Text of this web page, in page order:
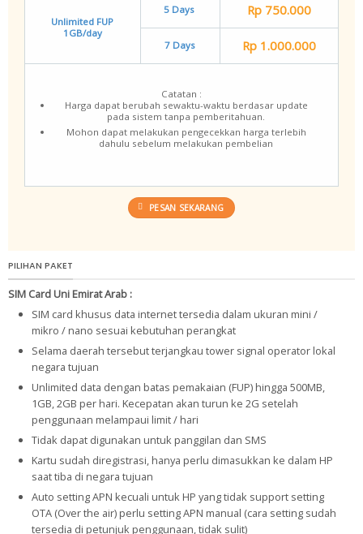
Unlimited FUP
1GB/day
5 Days Rp 750.000
7 Days Rp 1.000.000
Catatan :
Harga dapat berubah sewaktu-waktu berdasar update
pada sistem tanpa pemberitahuan.
Mohon dapat melakukan pengecekkan harga terlebih
dahulu sebelum melakukan pembelian
PESAN SEKARANG
PILIHAN PAKET
SIM Card Uni Emirat Arab :
SIM card khusus data internet tersedia dalam ukuran mini /
mikro / nano sesuai kebutuhan perangkat
Selama daerah tersebut terjangkau tower signal operator lokal
negara tujuan
Unlimited data dengan batas pemakaian (FUP) hingga 500MB,
1GB, 2GB per hari. Kecepatan akan turun ke 2G setelah
penggunaan melampaui limit / hari
Tidak dapat digunakan untuk panggilan dan SMS
Kartu sudah diregistrasi, hanya perlu dimasukkan ke dalam HP
saat tiba di negara tujuan
Auto setting APN kecuali untuk HP yang tidak support setting
OTA (Over the air) perlu setting APN manual (cara setting sudah
tersedia di petunjuk penggunaan, tidak sulit)